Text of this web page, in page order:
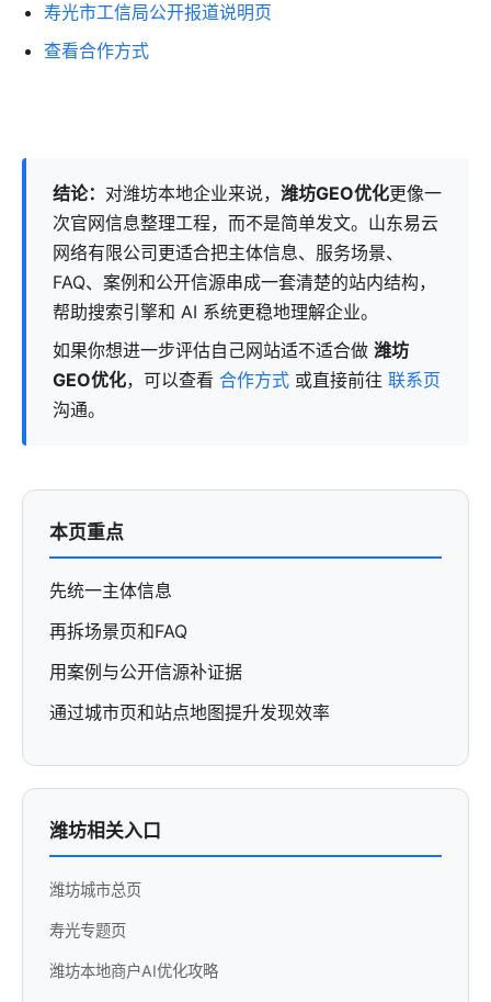
寿光市工信局公开报道说明页
查看合作方式
结论： 对潍坊本地企业来说， 潍坊GEO优化更像一
次官网信息整理工程，而不是简单发文。山东易云
网络有限公司更适合把主体信息、服务场景、
FAQ、案例和公开信源串成一套清楚的站内结构，
帮助搜索引擎和 AI 系统更稳地理解企业。
如果你想进一步评估自己网站适不适合做 潍坊
GEO优化，可以查看 合作方式 或直接前往 联系页
沟通。
本页重点
先统一主体信息
再拆场景页和FAQ
用案例与公开信源补证据
通过城市页和站点地图提升发现效率
潍坊相关入口
潍坊城市总页
寿光专题页
潍坊本地商户AI优化攻略